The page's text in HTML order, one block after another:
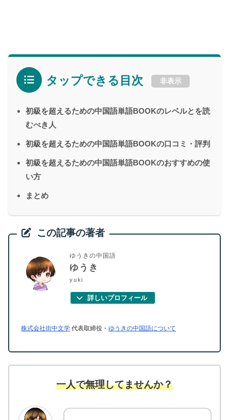
タップできる目次 非表示
初級を超えるための中国語単語BOOKのレベルとを読
むべき人
初級を超えるための中国語単語BOOKの口コミ・評判
初級を超えるための中国語単語BOOKのおすすめの使
い方
まとめ
この記事の著者
ゆうきの中国語
ゆうき
yuki
詳しいプロフィール
株式会社街中文学 代表取締役・ゆうきの中国語について
一人で無理してませんか？